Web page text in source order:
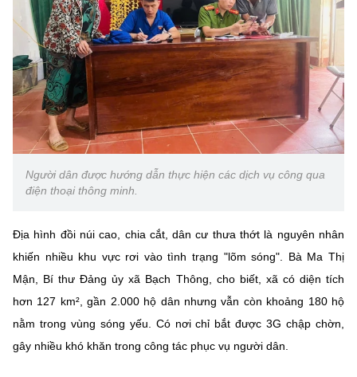
Cơ quan chủ quản: Bộ Khoa học và Công nghệ (MST)
Chịu trách nhiệm nội dung: Nguyễn Thị Hải Hằng
Giám đốc Trung tâm Truyền thông Khoa học và Công nghệ.
Liên hệ
Địa chỉ: Ban Biên tập Cổng TTĐT - 18 Nguyễn Du, TP. Hà Nội
Điện thoại: 024 3936 9506
Email:stc@mst.gov.vn
©2026 Bản quyền thuộc Bộ Khoa Học và Công Nghệ
(Ghi rõ nguồn "https://mst.gov.vn" khi phát hành lại thông tin từ
website này)
Người dân được hướng dẫn thực hiện các dịch vụ công qua
điện thoại thông minh.
Địa hình đồi núi cao, chia cắt, dân cư thưa thớt là nguyên nhân
khiến nhiều khu vực rơi vào tình trạng "lõm sóng". Bà Ma Thị
Mận, Bí thư Đảng ủy xã Bạch Thông, cho biết, xã có diện tích
hơn 127 km², gần 2.000 hộ dân nhưng vẫn còn khoảng 180 hộ
nằm trong vùng sóng yếu. Có nơi chỉ bắt được 3G chập chờn,
gây nhiều khó khăn trong công tác phục vụ người dân.